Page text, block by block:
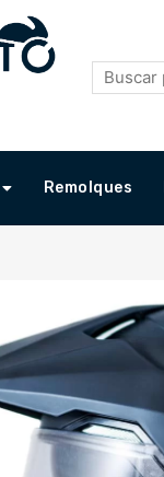
Remolques